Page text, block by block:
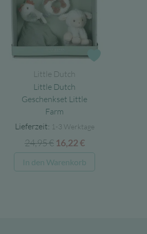
Little Dutch
Little Dutch
Geschenkset Little
Farm
Lieferzeit: 1-3 Werktage
24,95€ Ursprünglicher
Preis
war:
16,22€Aktueller
Preis
ist:
In den Warenkorb